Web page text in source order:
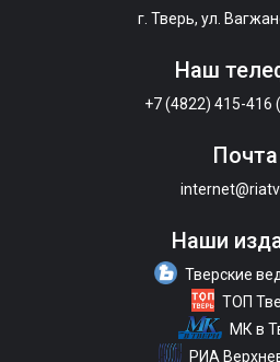
г. Тверь, ул.
Наш
+7 (4822) 415-416
Почта
Наши
Тверские
ТОП
МК в
РИА